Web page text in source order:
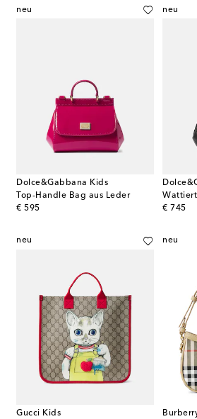
neu
Dolce&Gabbana Kids
Top-Handle Bag aus Leder
€ 595
original price
neu
€ 745
original
neu
Gucci Kids
neu